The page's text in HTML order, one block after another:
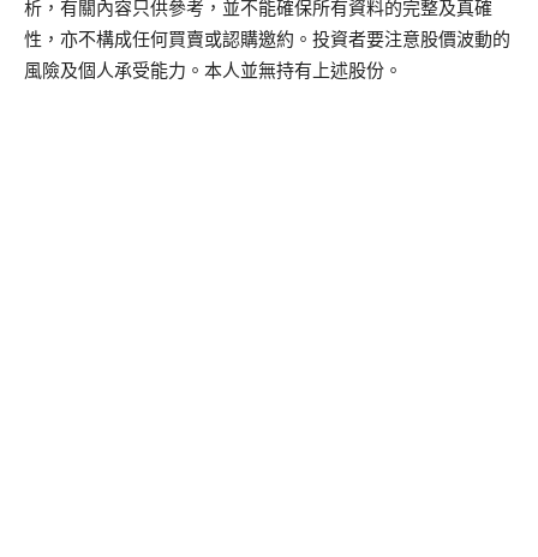
析，有關內容只供參考，並不能確保所有資料的完整及真確
性，亦不構成任何買賣或認購邀約。投資者要注意股價波動的
風險及個人承受能力。本人並無持有上述股份。